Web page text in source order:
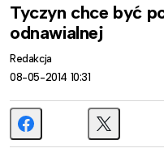
Tyczyn chce być
odnawialnej
Redakcja
08-05-2014 10:31